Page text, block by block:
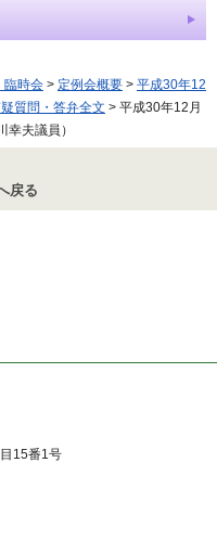
臨時会 > 定例会概要 > 平成30年12
質問・答弁全文 > 平成30年12月
夫議員）
戻る
15番1号